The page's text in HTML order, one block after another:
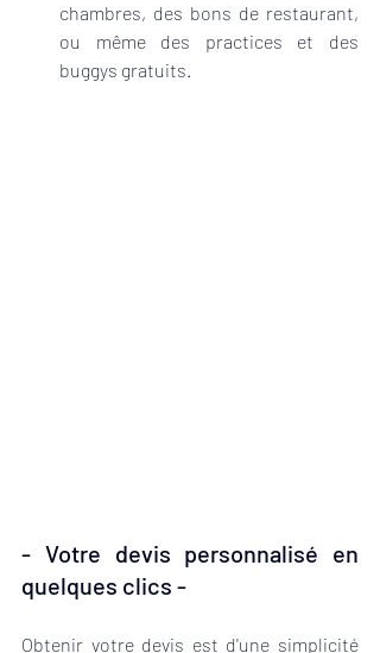
chambres, des bons de restaurant,
ou même des practices et des
buggys gratuits.
- Votre devis personnalisé en
quelques clics -
Obtenir votre devis est d'une simplicité